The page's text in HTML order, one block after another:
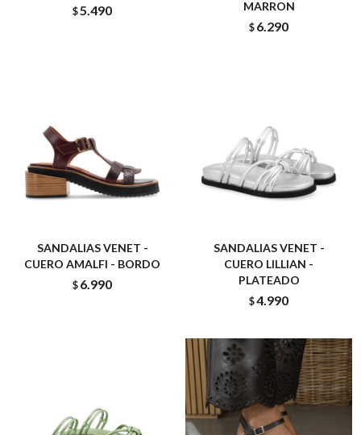
$5.490 MARRON
$6.290
SANDALIAS VENET -
CUERO AMALFI - BORDO
$6.990
SANDALIAS VENET -
CUERO LILLIAN -
PLATEADO
$4.990